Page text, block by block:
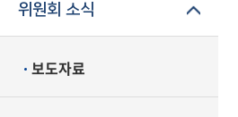
위원회 소식
보도자료